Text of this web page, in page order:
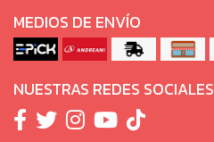
MEDIOS DE ENVÍO
NUESTRAS REDES SOCIALES